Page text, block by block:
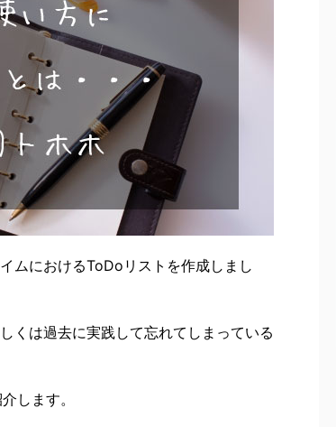
ムにおけるToDoリストを作成しまし
くは過去に実践して忘れてしまっている
します。